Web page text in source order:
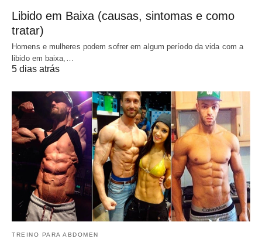
Libido em Baixa (causas, sintomas e como
tratar)
Homens e mulheres podem sofrer em algum período da vida com a
libido em baixa,…
5 dias atrás
TREINO PARA ABDOMEN